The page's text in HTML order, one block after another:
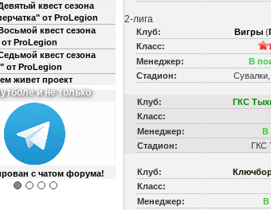
квест сезона
от ProLegion
квест сезона
ProLegion
квест сезона
от ProLegion
живет проект
и не только
с чатом форума!
2-лига
Клуб: Вигры(
Класс:
Менеджер:
В
Стадион:
Клуб: ГКС
Класс:
Менеджер:
В
Стадион:
ГКС
Клуб:
Класс:
Менеджер:
В